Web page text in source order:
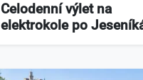
Celodenní výlet na
elektrokole po